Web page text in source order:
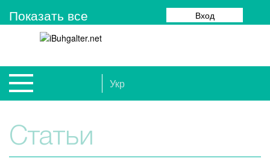
Показать все Вход
Укр
Статьи